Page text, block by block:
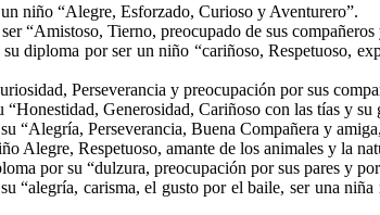
niño “Alegre, Esforzado, Curioso y Aventurero”.
“Amistoso, Tierno, preocupado de sus compañeros
diploma por ser un niño “cariñoso, Respetuoso,
Perseverancia y preocupación por sus
Generosidad, Cariñoso con las tías y su
“Alegría, Perseverancia, Buena Compañera y
Alegre, Respetuoso, amante de los animales y la
por su “dulzura, preocupación por sus pares y
“alegría, carisma, el gusto por el baile, ser una